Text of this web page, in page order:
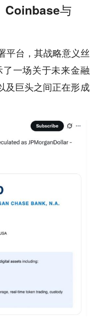
Coinbase与
平台，其战略意义丝
一场关于未来金融
及巨头之间正在形成